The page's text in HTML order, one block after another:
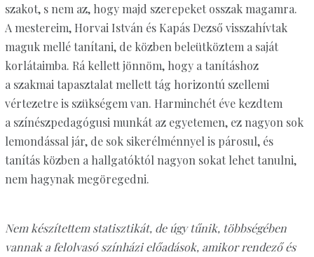
szakot, s nem az, hogy majd szerepeket osszak magamra.
A mestereim, Horvai István és Kapás Dezső visszahívtak
maguk mellé tanítani, de közben beleütköztem a saját
korlátaimba. Rá kellett jönnöm, hogy a tanításhoz
a szakmai tapasztalat mellett tág horizontú szellemi
vértezetre is szükségem van. Harminchét éve kezdtem
a színészpedagógusi munkát az egyetemen, ez nagyon sok
lemondással jár, de sok sikerélménnyel is párosul, és
tanítás közben a hallgatóktól nagyon sokat lehet tanulni,
nem hagynak megöregedni.
Nem készítettem statisztikát, de úgy tűnik, többségében
vannak a felolvasó színházi előadások, amikor rendező és